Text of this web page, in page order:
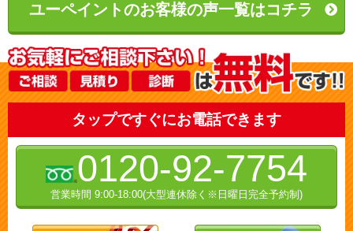
ユーペイントのお客様の声一覧はコチラ
タップですぐにお電話できます
0120-92-7754
営業時間 9:00-18:00(大型連休除く※日曜日完全予約制)